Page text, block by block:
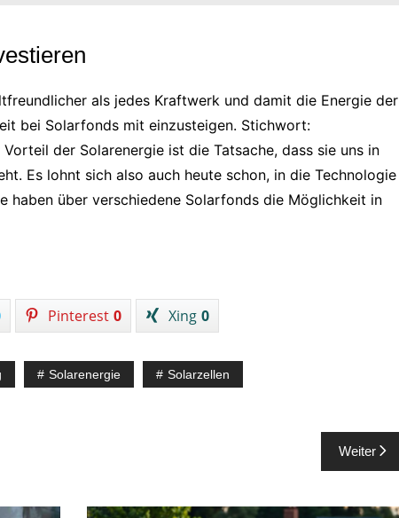
als jedes Kraftwerk und damit die Energie der
bei Solarfonds mit einzusteigen. Stichwort:
der Solarenergie ist die Tatsache, dass sie uns in
Es lohnt sich also auch heute schon, in die Technologie
haben über verschiedene Solarfonds die Möglichkeit in
Pinterest 0 Xing 0
Solarenergie Solarzellen
Weiter